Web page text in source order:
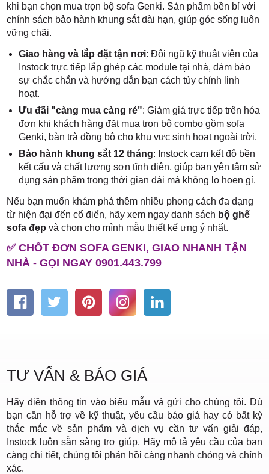
khi bạn chọn mua trọn bộ sofa Genki. Sản phẩm bền bỉ với
chính sách bảo hành khung sắt dài hạn, giúp góc sống luôn
vững chãi.
Giao hàng và lắp đặt tận nơi: Đội ngũ kỹ thuật viên của
Instock trực tiếp lắp ghép các module tại nhà, đảm bảo
sự chắc chắn và hướng dẫn bạn cách tùy chỉnh linh
hoạt.
Ưu đãi "càng mua càng rẻ": Giảm giá trực tiếp trên hóa
đơn khi khách hàng đặt mua trọn bộ combo gồm sofa
Genki, bàn trà đồng bộ cho khu vực sinh hoạt ngoài trời.
Bảo hành khung sắt 12 tháng: Instock cam kết độ bền
kết cấu và chất lượng sơn tĩnh điện, giúp bạn yên tâm sử
dụng sản phẩm trong thời gian dài mà không lo hoen gỉ.
Nếu bạn muốn khám phá thêm nhiều phong cách đa dạng
từ hiện đại đến cổ điển, hãy xem ngay danh sách bộ ghế
sofa đẹp và chọn cho mình mẫu thiết kế ưng ý nhất.
✅ CHỐT ĐƠN SOFA GENKI, GIAO NHANH TẬN
NHÀ - GỌI NGAY 0901.443.799
TƯ VẤN & BÁO GIÁ
Hãy điền thông tin vào biểu mẫu và gửi cho chúng tôi. Dù
bạn cần hỗ trợ về kỹ thuật, yêu cầu báo giá hay có bất kỳ
thắc mắc về sản phẩm và dịch vụ cần tư vấn giải đáp,
Instock luôn sẵn sàng trợ giúp. Hãy mô tả yêu cầu của bạn
càng chi tiết, chúng tôi phản hồi càng nhanh chóng và chính
xác.